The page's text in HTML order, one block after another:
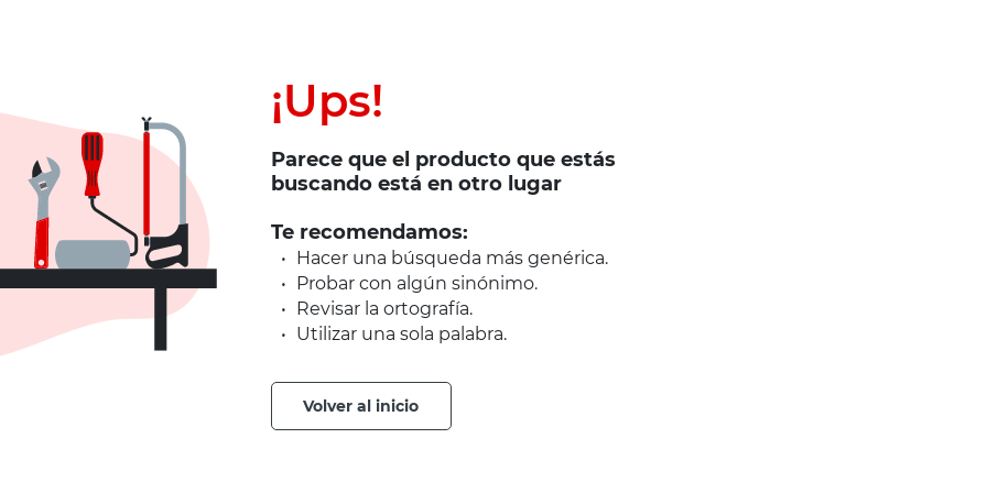
¡Ups!
Parece que el producto que estás
buscando está en otro lugar
Te recomendamos:
Hacer una búsqueda más genérica.
Probar con algún sinónimo.
Revisar la ortografía.
Utilizar una sola palabra.
volver al inicio